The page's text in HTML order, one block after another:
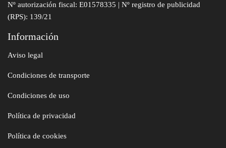
Nº autorización fiscal: E01578335 | Nº registro de publicidad
(RPS): 139/21
Información
Aviso legal
Condiciones de transporte
Condiciones de uso
Política de privacidad
Política de cookies